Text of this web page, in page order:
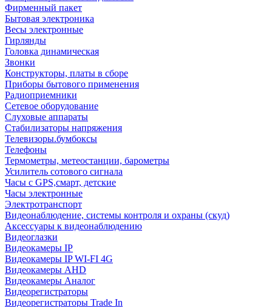
Фирменный пакет
Бытовая электроника
Весы электронные
Гирлянды
Головка динамическая
Звонки
Конструкторы, платы в сборе
Приборы бытового применения
Радиоприемники
Сетевое оборудование
Слуховые аппараты
Стабилизаторы напряжения
Телевизоры.бумбоксы
Телефоны
Термометры, метеостанции, барометры
Усилитель сотового сигнала
Часы с GPS,смарт, детские
Часы электронные
Электротранспорт
Видеонаблюдение, системы контроля и охраны (скуд)
Аксессуары к видеонаблюдению
Видеоглазки
Видеокамеры IP
Видеокамеры IP WI-FI 4G
Видеокамеры AHD
Видеокамеры Аналог
Видеорегистраторы
Видеорегистраторы Trade In